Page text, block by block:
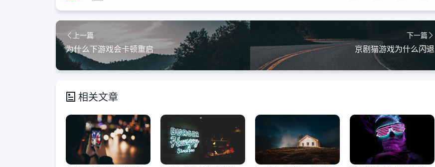
上一篇
为什么下游戏会卡顿重启
下一篇
京剧猫游戏为什么闪退
相关文章